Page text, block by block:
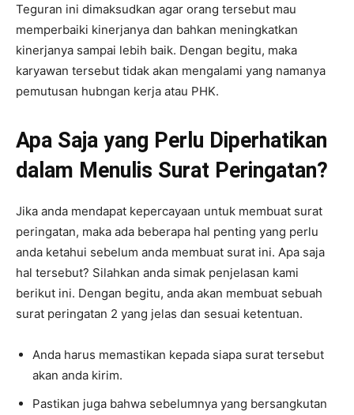
Teguran ini dimaksudkan agar orang tersebut mau
memperbaiki kinerjanya dan bahkan meningkatkan
kinerjanya sampai lebih baik. Dengan begitu, maka
karyawan tersebut tidak akan mengalami yang namanya
pemutusan hubngan kerja atau PHK.
Apa Saja yang Perlu Diperhatikan
dalam Menulis Surat Peringatan?
Jika anda mendapat kepercayaan untuk membuat surat
peringatan, maka ada beberapa hal penting yang perlu
anda ketahui sebelum anda membuat surat ini. Apa saja
hal tersebut? Silahkan anda simak penjelasan kami
berikut ini. Dengan begitu, anda akan membuat sebuah
surat peringatan 2 yang jelas dan sesuai ketentuan.
Anda harus memastikan kepada siapa surat tersebut
akan anda kirim.
Pastikan juga bahwa sebelumnya yang bersangkutan